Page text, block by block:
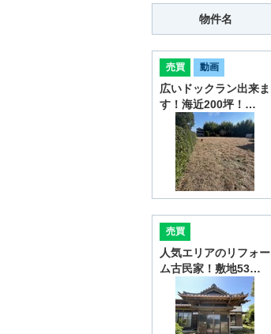
物件名
売買 動画
広いドックラン出来ま
す！海近200坪！…
売買
人気エリアのリフォー
ム古民家！敷地53…